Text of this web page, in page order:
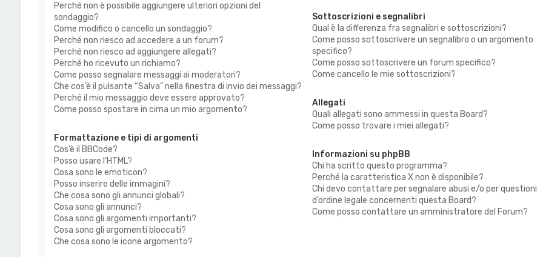
Perché non è possibile aggiungere ulteriori opzioni del
sondaggio?
Come modifico o cancello un sondaggio?
Perché non riesco ad accedere a un forum?
Perché non riesco ad aggiungere allegati?
Perché ho ricevuto un richiamo?
Come posso segnalare messaggi ai moderatori?
Che cos’è il pulsante “Salva” nella finestra di invio dei messaggi?
Perché il mio messaggio deve essere approvato?
Come posso spostare in cima un mio argomento?
Formattazione e tipi di argomenti
Cos’è il BBCode?
Posso usare l’HTML?
Cosa sono le emoticon?
Posso inserire delle immagini?
Che cosa sono gli annunci globali?
Cosa sono gli annunci?
Cosa sono gli argomenti importanti?
Cosa sono gli argomenti bloccati?
Che cosa sono le icone argomento?
Sottoscrizioni e segnalibri
Qual è la differenza fra segnalibri e sottoscrizioni?
Come posso sottoscrivere un segnalibro o un argomento
specifico?
Come posso sottoscrivere un forum specifico?
Come cancello le mie sottoscrizioni?
Allegati
Quali allegati sono ammessi in questa Board?
Come posso trovare i miei allegati?
Informazioni su phpBB
Chi ha scritto questo programma?
Perché la caratteristica X non è disponibile?
Chi devo contattare per segnalare abusi e/o per questioni
d’ordine legale concernenti questa Board?
Come posso contattare un amministratore del Forum?